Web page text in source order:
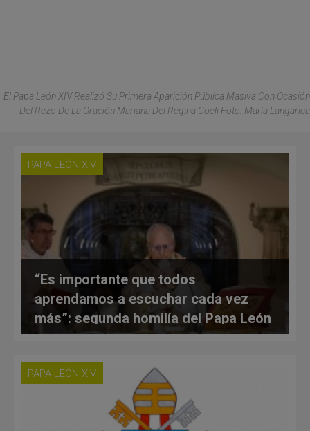
El Papa León XIV Realizó Su Primera Aparición Pública Masiva Con Ocasión
Del Rezo De La Oración Mariana Del Regina Coeli Foto: María Langarica
PAPA LEÓN XIV
“Es importante que todos
aprendamos a escuchar cada vez
más”: segunda homilía del Papa León
PAPA LEÓN XIV